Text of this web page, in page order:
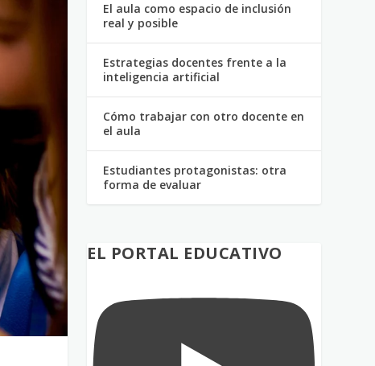
El aula como espacio de inclusión
real y posible
Estrategias docentes frente a la
inteligencia artificial
Cómo trabajar con otro docente en
el aula
Estudiantes protagonistas: otra
forma de evaluar
EL PORTAL EDUCATIVO